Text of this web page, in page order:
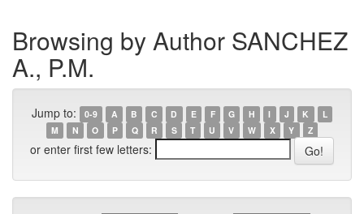
Browsing by Author SANCHEZ
A., P.M.
Jump to: 0-9 A B C D E F G H I J K
L
M
N O P Q R S T U V W X Y Z
or enter first few letters: